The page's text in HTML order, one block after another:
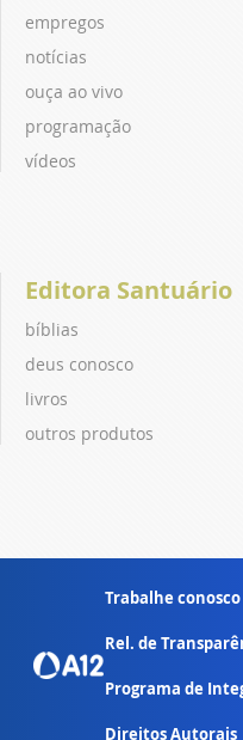
empregos
notícias
ouça ao vivo
programação
vídeos
Editora Santuário
bíblias
deus conosco
livros
outros produtos
Trabalhe conosco
Rel. de
Programa de
Direitos Autorais